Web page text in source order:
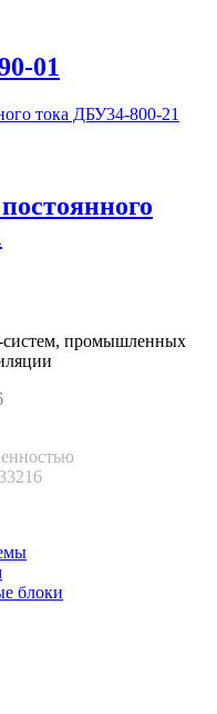
01
промышленных
блоки